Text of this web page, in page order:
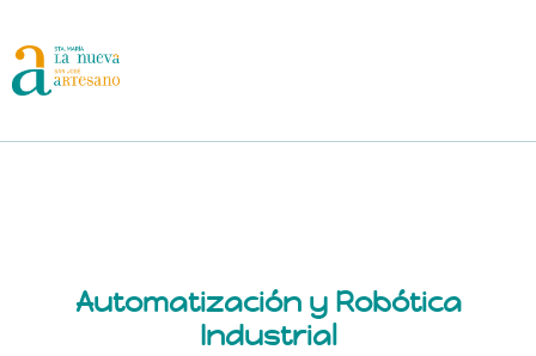
Schedule
Automatización y Robótica
Industrial